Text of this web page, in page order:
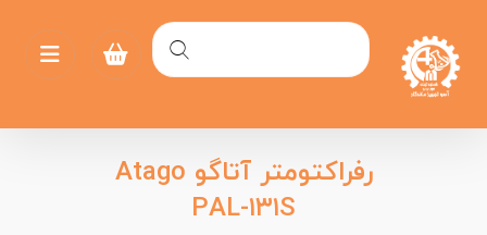
رفراکتومتر آتاگو Atago
PAL-۱۳۱S